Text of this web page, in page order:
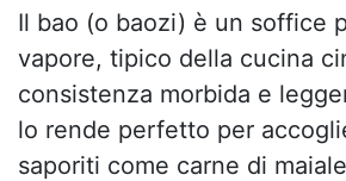
Il bao (o baozi) è un soffice
vapore, tipico della cucina
consistenza morbida e
lo rende perfetto per
saporiti come carne di